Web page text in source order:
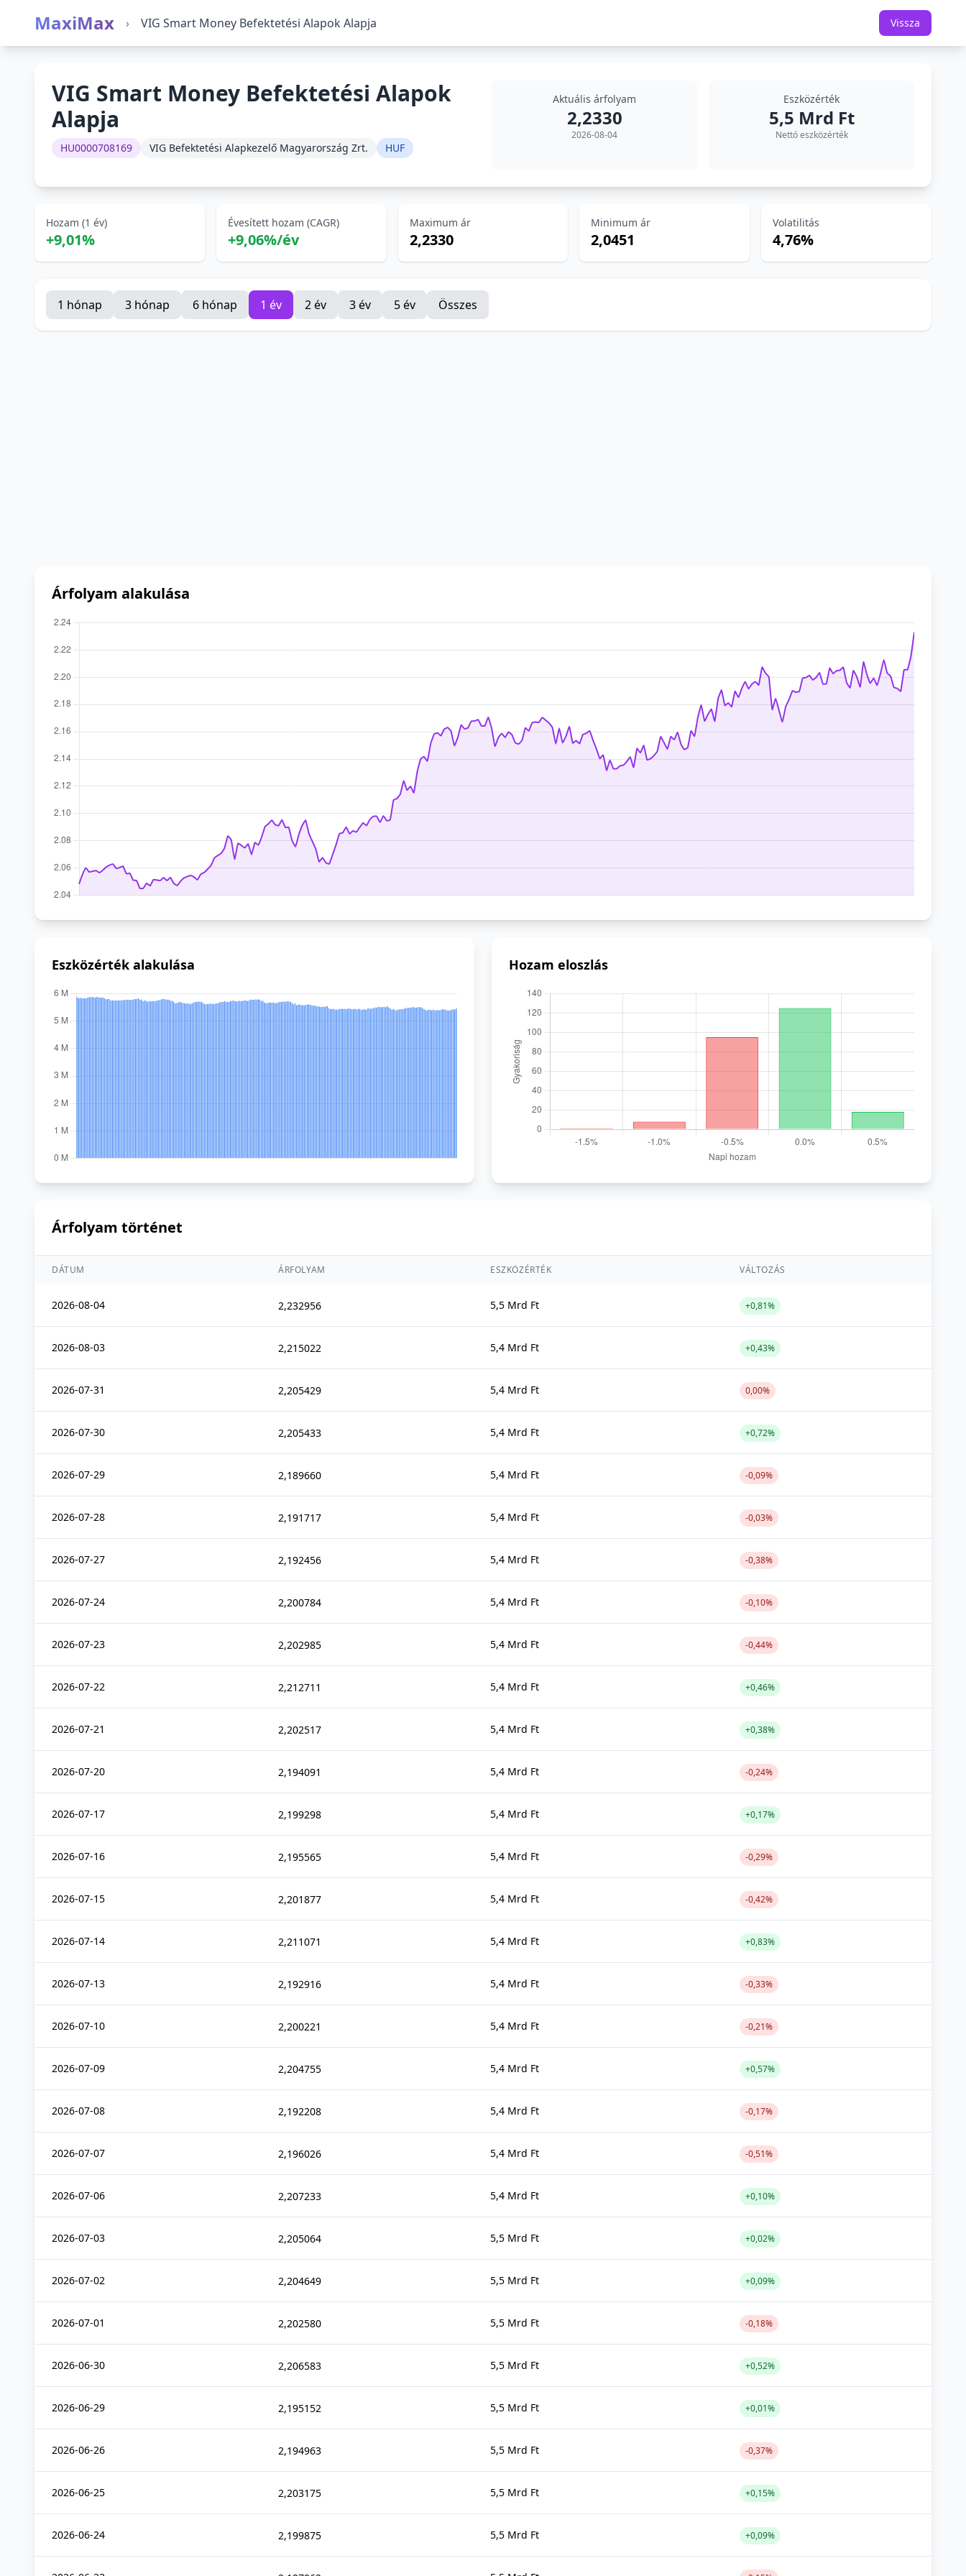
MaxiMax › VIG Smart Money Befektetési Alapok Alapja Vissza
VIG Smart Money Befektetési Alapok
Alapja
HU0000708169 VIG Befektetési Alapkezelő Magyarország Zrt. HUF
Aktuális árfolyam
2,2330
2026-08-04
Eszközérték
5,5 Mrd Ft
Nettó eszközérték
Hozam (1 év)
+9,01%
Évesített hozam (CAGR)
+9,06%/év
Maximum ár
2,2330
Minimum ár
2,0451
Volatilitás
4,76%
1 hónap 3 hónap 6 hónap 1 év 2 év 3 év 5 év Összes
Árfolyam alakulása
Eszközérték alakulása Hozam eloszlás
Árfolyam történet
DÁTUM ÁRFOLYAM ESZKÖZÉRTÉK VÁLTOZÁS
2026-08-04 2,232956 5,5 Mrd Ft +0,81%
2026-08-03 2,215022 5,4 Mrd Ft +0,43%
2026-07-31 2,205429 5,4 Mrd Ft 0,00%
2026-07-30 2,205433 5,4 Mrd Ft +0,72%
2026-07-29 2,189660 5,4 Mrd Ft -0,09%
2026-07-28 2,191717 5,4 Mrd Ft -0,03%
2026-07-27 2,192456 5,4 Mrd Ft -0,38%
2026-07-24 2,200784 5,4 Mrd Ft -0,10%
2026-07-23 2,202985 5,4 Mrd Ft -0,44%
2026-07-22 2,212711 5,4 Mrd Ft +0,46%
2026-07-21 2,202517 5,4 Mrd Ft +0,38%
2026-07-20 2,194091 5,4 Mrd Ft -0,24%
2026-07-17 2,199298 5,4 Mrd Ft +0,17%
2026-07-16 2,195565 5,4 Mrd Ft -0,29%
2026-07-15 2,201877 5,4 Mrd Ft -0,42%
2026-07-14 2,211071 5,4 Mrd Ft +0,83%
2026-07-13 2,192916 5,4 Mrd Ft -0,33%
2026-07-10 2,200221 5,4 Mrd Ft -0,21%
2026-07-09 2,204755 5,4 Mrd Ft +0,57%
2026-07-08 2,192208 5,4 Mrd Ft -0,17%
2026-07-07 2,196026 5,4 Mrd Ft -0,51%
2026-07-06 2,207233 5,4 Mrd Ft +0,10%
2026-07-03 2,205064 5,5 Mrd Ft +0,02%
2026-07-02 2,204649 5,5 Mrd Ft +0,09%
2026-07-01 2,202580 5,5 Mrd Ft -0,18%
2026-06-30 2,206583 5,5 Mrd Ft +0,52%
2026-06-29 2,195152 5,5 Mrd Ft +0,01%
2026-06-26 2,194963 5,5 Mrd Ft -0,37%
2026-06-25 2,203175 5,5 Mrd Ft +0,15%
2026-06-24 2,199875 5,5 Mrd Ft +0,09%